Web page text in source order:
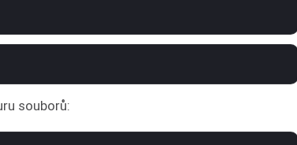
souborů: